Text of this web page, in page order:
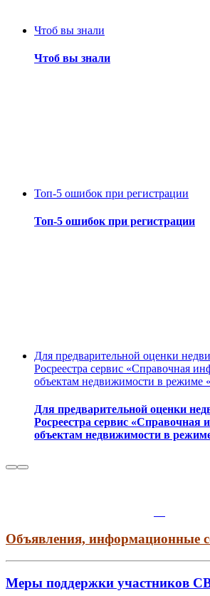
Чтоб вы знали
Чтоб вы знали
Топ-5 ошибок при регистрации
Топ-5 ошибок при регистрации
Для предварительной оценки
Росреестра сервис «Справочная
объектам недвижимости в режиме
Для предварительной оценки
Росреестра сервис «Справочная
объектам недвижимости в
Объявления, информационные
Меры поддержки участников